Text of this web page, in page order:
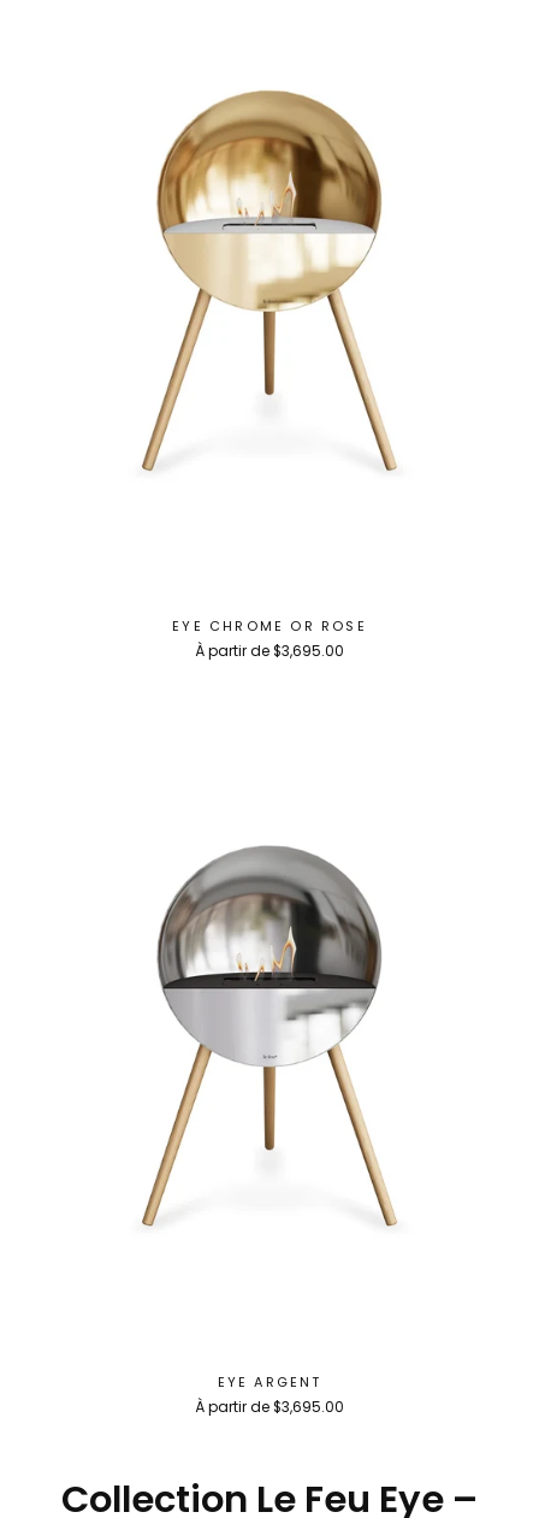
EYE CHROME OR ROSE
À partir de $3,695.00
EYE ARGENT
À partir de $3,695.00
Collection Le Feu Eye –